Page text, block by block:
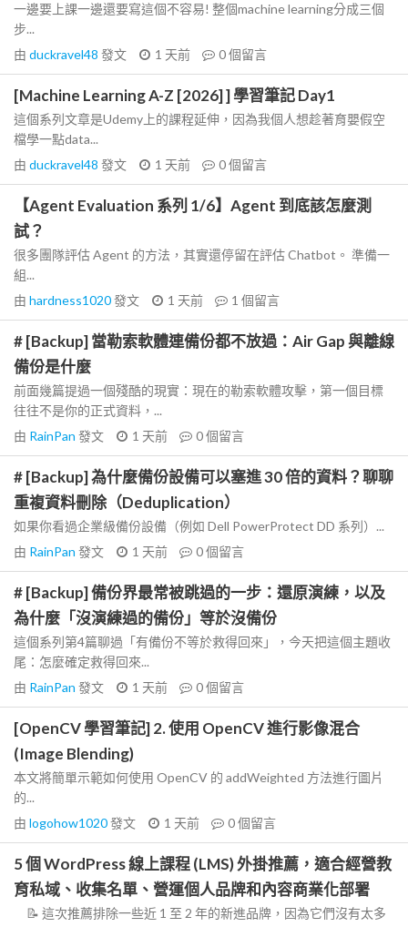
一邊要上課一邊還要寫這個不容易! 整個machine learning分成三個
步...
由 duckravel48 發文 1 天前 0個留言
[Machine Learning A-Z [2026] ] 學習筆記 Day1
這個系列文章是Udemy上的課程延伸，因為我個人想趁著育嬰假空
檔學一點data...
由 duckravel48 發文 1 天前 0個留言
【Agent Evaluation 系列 1/6】Agent 到底該怎麼測
試？
很多團隊評估 Agent 的方法，其實還停留在評估 Chatbot。 準備一
組...
由 hardness1020發文 1 天前 1 個留言
# [Backup] 當勒索軟體連備份都不放過：Air Gap 與離線
備份是什麼
前面幾篇提過一個殘酷的現實：現在的勒索軟體攻擊，第一個目標
往往不是你的正式資料，...
由 RainPan 發文 1 天前 0個留言
# [Backup] 為什麼備份設備可以塞進 30 倍的資料？聊聊
重複資料刪除（Deduplication）
如果你看過企業級備份設備（例如 Dell PowerProtect DD 系列）...
由 RainPan 發文 1 天前 0個留言
# [Backup] 備份界最常被跳過的一步：還原演練，以及
為什麼「沒演練過的備份」等於沒備份
這個系列第4篇聊過「有備份不等於救得回來」，今天把這個主題收
尾：怎麼確定救得回來...
由 RainPan 發文 1 天前 0個留言
[OpenCV 學習筆記] 2. 使用 OpenCV 進行影像混合
(Image Blending)
本文將簡單示範如何使用 OpenCV 的 addWeighted 方法進行圖片
的...
由 logohow1020發文 1 天前 0個留言
5 個 WordPress 線上課程 (LMS) 外掛推薦，適合經營教
育私域、收集名單、營運個人品牌和內容商業化部署
📝 這次推薦排除一些近 1 至 2 年的新進品牌，因為它們沒有太多